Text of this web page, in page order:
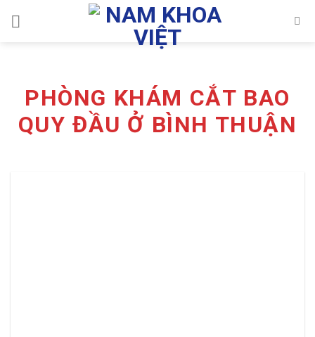
PHÒNG KHÁM CẮT BAO
QUY ĐẦU Ở BÌNH THUẬN